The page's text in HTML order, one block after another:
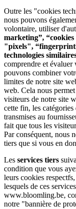
Outre les "cookies
nous pouvons
volontaire, utiliser
marketing”,
"pixels",
technologies
comprendre et évaluer
pouvons combiner
limites de notre site
web. Cela nous
visiteurs de notre site
cette fin, les catégories
transmises au
fait que tous les
Par conséquent, nous
tiers que si vous en
Les services tiers
condition que vous
leurs cookies
lesquels de ces
www.bloomling.be,
notre "bannière de